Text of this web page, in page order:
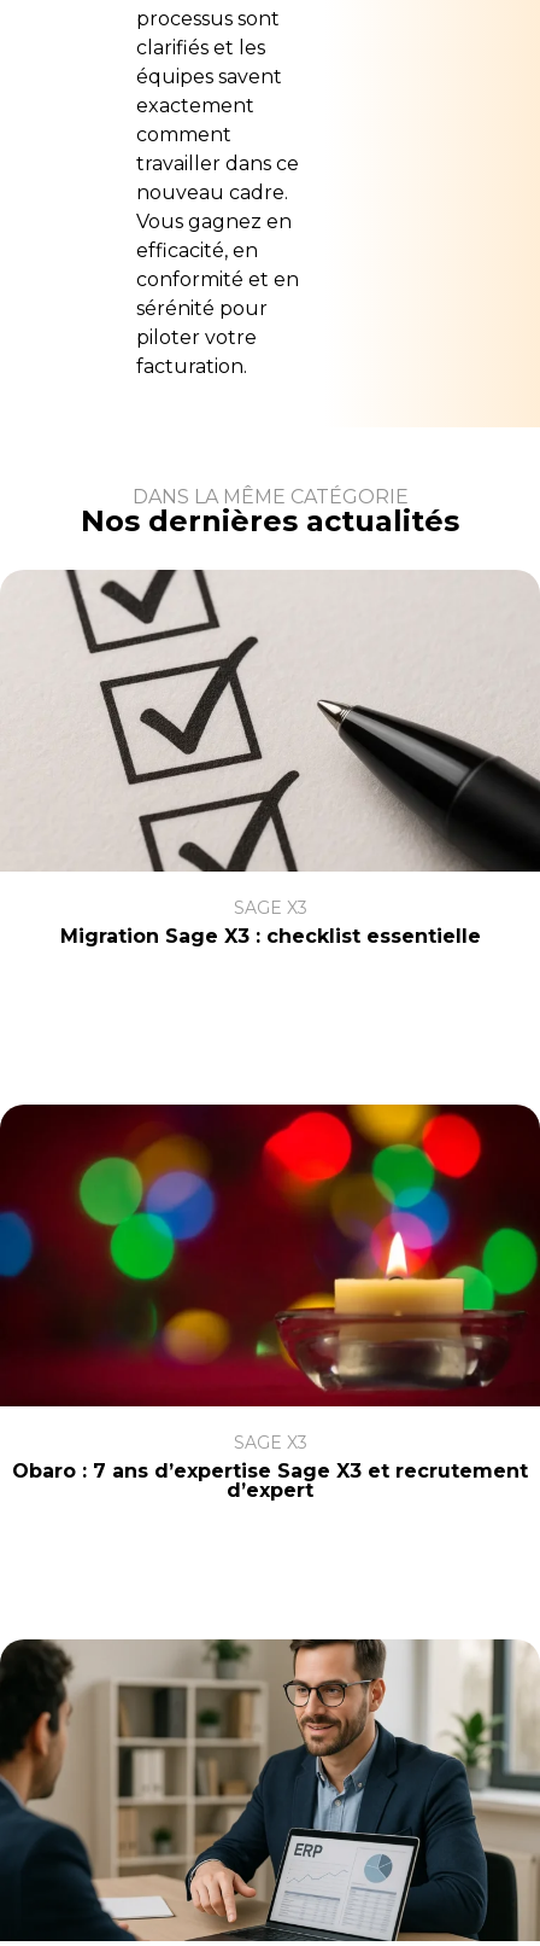
processus sont
clarifiés et les
équipes savent
exactement
comment
travailler dans ce
nouveau cadre.
Vous gagnez en
efficacité, en
conformité et en
sérénité pour
piloter votre
facturation.
DANS LA MÊME CATÉGORIE
Nos dernières actualités
SAGE X3
Migration Sage X3 : checklist essentielle
SAGE X3
Obaro : 7 ans d’expertise Sage X3 et recrutement
d’expert